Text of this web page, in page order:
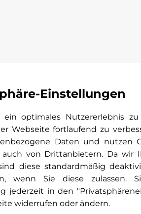
Einstellungen
ein optimales Nutzererlebnis
Webseite fortlaufend zu
Daten und nutzen
von Drittanbietern. Da wir
diese standardmäßig
wenn Sie diese zulassen.
jederzeit in den
widerrufen oder ändern.
Lkw-